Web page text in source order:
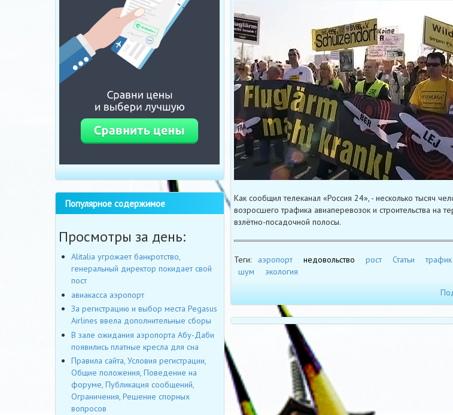
Как сообщил телеканал «Россия 24», - несколько тысяч
возросшего трафика авиаперевозок и строительства на
взлётно-посадочной полосы.
Теги: аэропорт недовольство рост Статьи
шум
экология
Популярное содержимое
Просмотры за день:
Alitalia угрожает банкротство,
генеральный директор покидает свой
пост
авиакасса аэропорт
За регистрацию и выбор места Pegasus
Airlines ввела дополнительные сборы
В зале ожидания аэропорта Абу-Даби
появились платные кресла для сна
Правила сайта, Условия регистрации,
Общие положения, Поведение на
форуме, Публикация сообщений,
Ограничения, Решение спорных
вопросов